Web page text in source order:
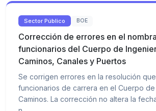
Sector Público BOE
Corrección de errores en el
funcionarios del Cuerpo de
Caminos, Canales y Puertos
Se corrigen errores en la resolución
funcionarios de carrera en el Cuerpo
Caminos. La corrección no altera la